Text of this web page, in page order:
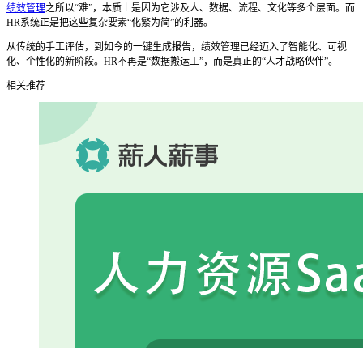
绩效管理之所以“难”，本质上是因为它涉及人、数据、流程、文化等多个层面。而
HR系统正是把这些复杂要素“化繁为简”的利器。
从传统的手工评估，到如今的一键生成报告，绩效管理已经迈入了智能化、可视
化、个性化的新阶段。 HR不再是“数据搬运工”，而是真正的“人才战略伙伴”。
相关推荐